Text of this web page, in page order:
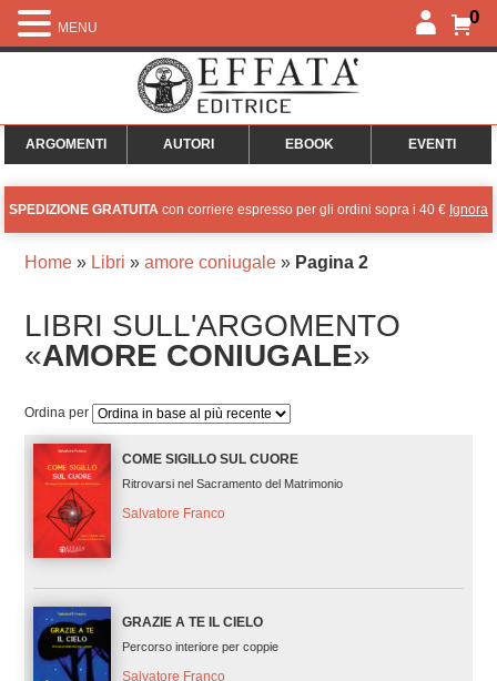
0
ARGOMENTI AUTORI EBOOK EVENTI
SPEDIZIONE GRATUITA con corriere espresso per gli ordini sopra i 40 € Ignora
Home» Libri » amore coniugale» Pagina 2
LIBRI SULL'ARGOMENTO
«AMORE CONIUGALE»
Ordina per
COME SIGILLO SUL CUORE
Ritrovarsi nel Sacramento del Matrimonio
Salvatore Franco
GRAZIE A TE IL CIELO
Percorso interiore per coppie
Salvatore Franco
MENU